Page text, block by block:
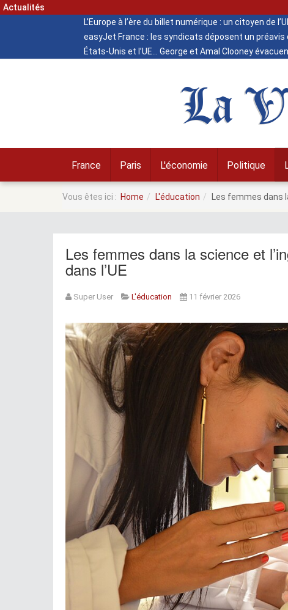
Actualités
L’Europe à l’ère du billet numérique : un citoyen de
easyJet France : les syndicats déposent un préavis
États-Unis et l’UE
George et Amal Clooney
La
France Paris L'économie Politique
Vous êtes ici : Home L'éducation Les femmes dans
Les femmes dans la science et
dans l’UE
Super User L'éducation 11 février 2026